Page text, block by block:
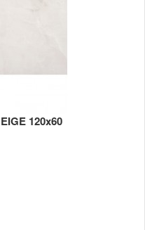
120x60